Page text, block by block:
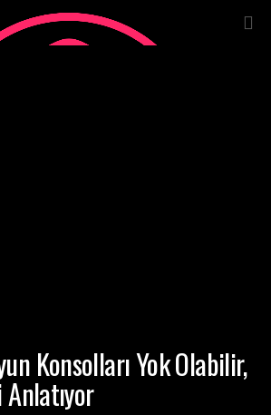
Konsolları Yok Olabilir,